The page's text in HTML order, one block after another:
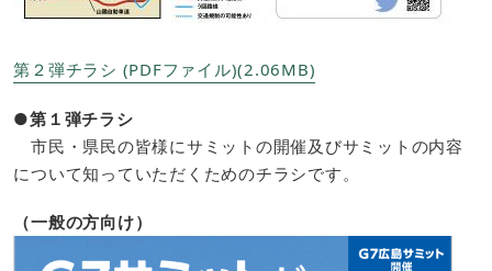
第２弾チラシ (PDFファイル)(2.06MB)
●第１弾チラシ
市民・県民の皆様にサミットの開催及びサミットの内容
について知っていただくためのチラシです。​
（一般の方向け）